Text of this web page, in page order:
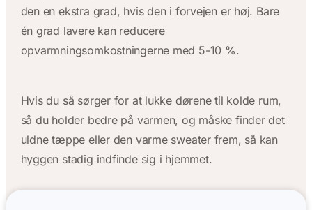
den en ekstra grad, hvis den i forvejen er høj. Bare
én grad lavere kan reducere
opvarmningsomkostningerne med 5-10 %.
Hvis du så sørger for at lukke dørene til kolde rum,
så du holder bedre på varmen, og måske finder det
uldne tæppe eller den varme sweater frem, så kan
hyggen stadig indfinde sig i hjemmet.